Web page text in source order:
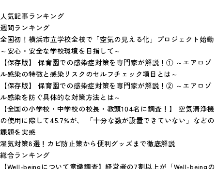
人気記事ランキング
週間ランキング
全国初！横浜市立学校全校で「空気の見える化」プロジェクト始動
～安心・安全な学校環境を目指して～
【保存版】 保育園での感染症対策を専門家が解説！① ～エアロゾ
ル感染の特徴と感染リスクのセルフチェック項目とは～
【保存版】 保育園での感染症対策を専門家が解説！② ～エアロゾ
ル感染を防ぐ具体的な対策方法とは～
【全国の小学校・中学校の校長・教頭104名に調査！】 空気清浄機
の使用に際して45.7%が、 「十分な数が設置できていない」などの
課題を実感
湿気対策8選！カビ防止策から便利グッズまで徹底解説
総合ランキング
【Well-beingについて意識調査】経営者の7割以上が「Well-beingの